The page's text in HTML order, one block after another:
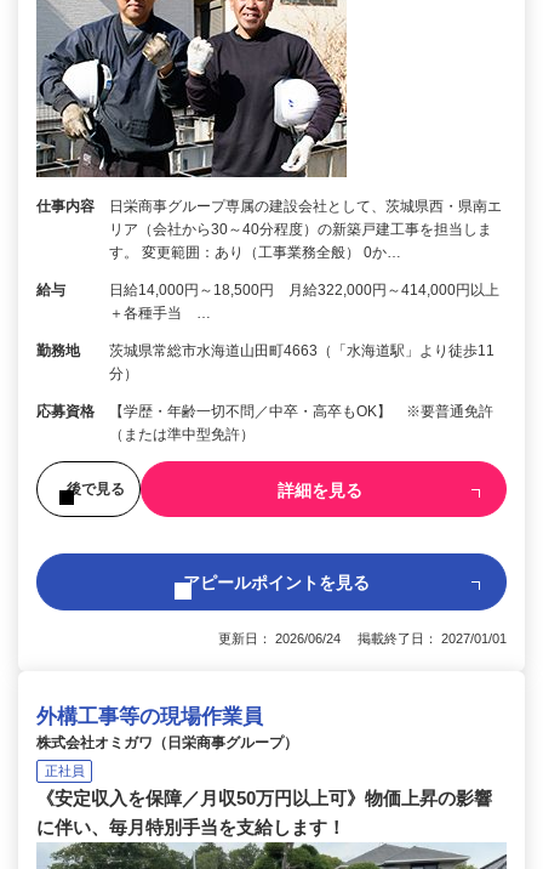
仕事内容
日栄商事グループ専属の建設会社として、茨城県西・県南エ
リア（会社から30～40分程度）の新築戸建工事を担当しま
す。 変更範囲：あり（工事業務全般） 0か…
給与
日給14,000円～18,500円 月給322,000円～414,000円以上
＋各種手当 …
勤務地
茨城県常総市水海道山田町4663（「水海道駅」より徒歩11
分）
応募資格
【学歴・年齢一切不問／中卒・高卒もOK】 ※要普通免許
（または準中型免許）
後で見る 詳細を見る
アピールポイントを見る
更新日： 2026/06/24 掲載終了日： 2027/01/01
外構工事等の現場作業員
株式会社オミガワ（日栄商事グループ）
正社員
《安定収入を保障／月収50万円以上可》物価上昇の影響
に伴い、毎月特別手当を支給します！